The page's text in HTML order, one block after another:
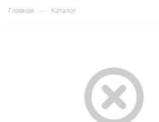
Главная — Каталог